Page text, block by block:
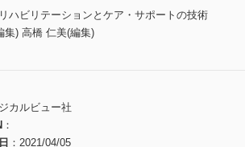
ハビリテーションとケア・サポートの技術
集) 高橋 仁美(編集)
カルビュー社
2021/04/05